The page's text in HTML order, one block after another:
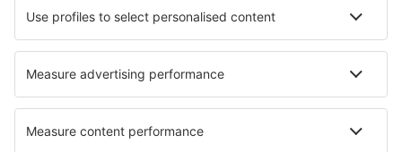
Hoteluri în Ksamil Hoteluri în Dzhankhot
Hoteluri în Koh Kradan Hoteluri în Zwickau
Cele mai bune hoteluri - regiuni